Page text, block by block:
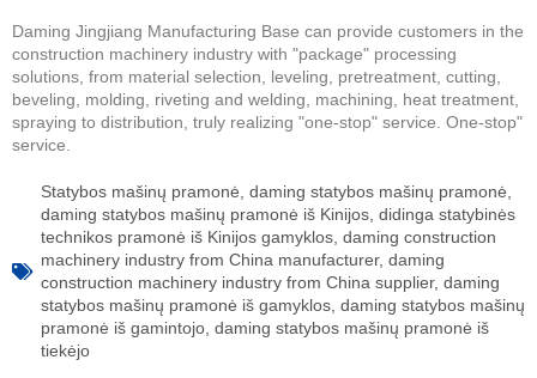
Daming Jingjiang Manufacturing Base can provide customers in the
construction machinery industry with "package" processing
solutions, from material selection, leveling, pretreatment, cutting,
beveling, molding, riveting and welding, machining, heat treatment,
spraying to distribution, truly realizing "one-stop" service. One-stop"
service.
Statybos mašinų pramonė daming statybos mašinų pramonė
daming statybos mašinų pramonė iš Kinijos didinga statybinės
technikos pramonė iš Kinijos gamyklos daming construction
machinery industry from China manufacturer, daming
construction machinery industry from China supplier, daming
statybos mašinų pramonė iš gamyklos daming statybos mašinų
pramonė iš gamintojo daming statybos mašinų pramonė iš
tiekėjo